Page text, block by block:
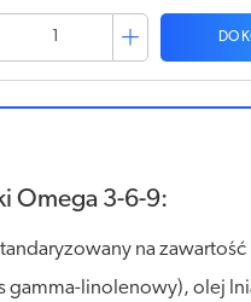
DO
Omega 3-6-9:
na
gamma-linolenowy), olej